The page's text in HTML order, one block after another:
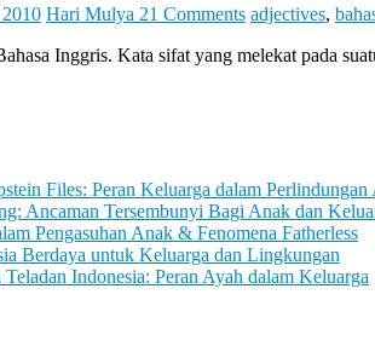
Hari Mulya 21 Comments adjectives,
Inggris. Kata sifat yang melekat pada
Files: Peran Keluarga dalam Perlindungan
Ancaman Tersembunyi Bagi Anak dan
Pengasuhan Anak & Fenomena Fatherless
Berdaya untuk Keluarga dan Lingkungan
Indonesia: Peran Ayah dalam Keluarga